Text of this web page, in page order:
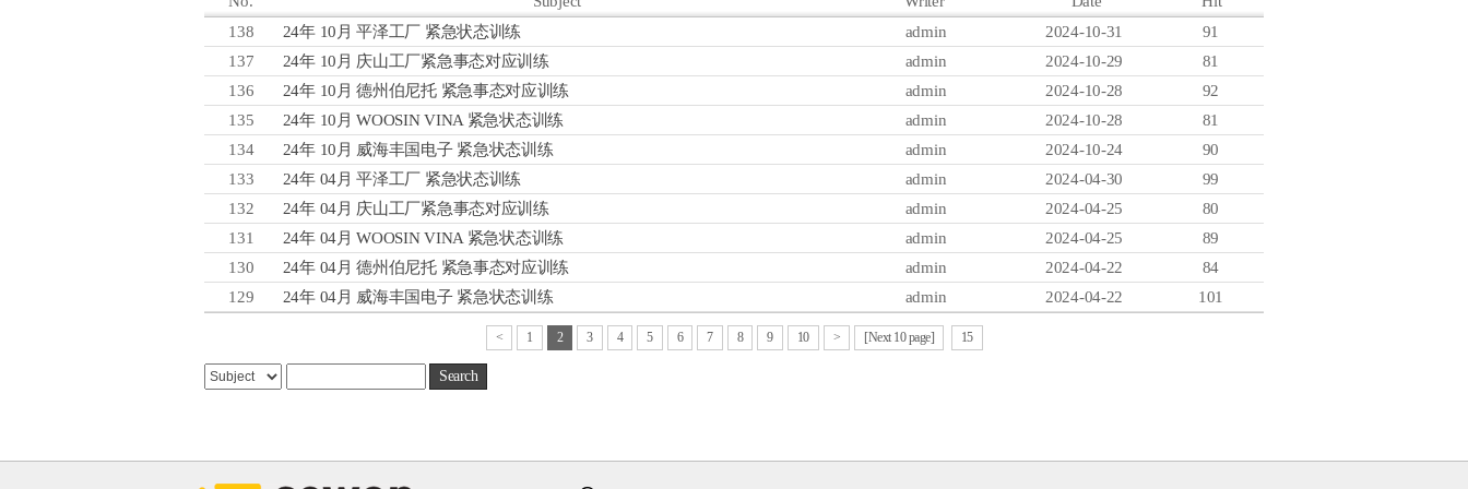
CEO致词
公司沿革
VISION
经营理念
组织图
Wiring Harness 部品
设备及装备
工程 流程图
- 品质经营 促进战略
- 品质保证体制
- 品质系统认证现况
人才像
人事制度及福利待遇
Q&A
招聘公告
社内消息
安全事故 预防
报道资料
相关网站
138
24年 10月 平泽工厂 紧急状态训练 admin 2024-10-31
91
137
24年 10月 庆山工厂紧急事态对应训练 admin 2024-10-29
81
136
24年 10月 德州伯尼托 紧急事态对应训练 admin 2024-10-28
92
135
24年 10月 WOOSIN VINA 紧急状态训练 admin 2024-10-28
81
134
24年 10月 威海丰国电子 紧急状态训练 admin 2024-10-24
90
133
24年 04月 平泽工厂 紧急状态训练 admin 2024-04-30
99
132
24年 04月 庆山工厂紧急事态对应训练 admin 2024-04-25
80
131
24年 04月 WOOSIN VINA 紧急状态训练 admin 2024-04-25
89
130
24年 04月 德州伯尼托 紧急事态对应训练 admin 2024-04-22
84
129
24年 04月 威海丰国电子 紧急状态训练 admin 2024-04-22 101
< 1 2 3 4 5 6 7 8 9 10 > [Next 10 page] 15
Search